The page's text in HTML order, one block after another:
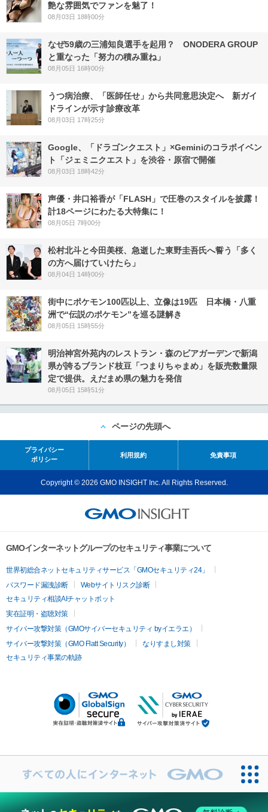
艶な雰囲気でファンを魅了！
08月03日 18時00分
なぜ59歳の三浦知良選手を起用？ ONODERA GROUP
と重なった「努力の積み重ね」
08月05日 16時00分
うつ病治療、「医師任せ」から共同意思決定へ 新ガイ
ドラインが示す診療改革
08月03日 17時25分
Google、「ドラゴンクエスト」×Geminiのコラボイベン
ト「ジェミニクエスト」を渋谷・原宿で開催
08月03日 18時42分
声優・井口裕香が「FLASH」で圧巻のスタイルを披露！
計18ページにわたる大特集に！
08月05日 7時00分
松村北斗と今田美桜、急逝した東野圭吾氏へ誓う「多く
の方へ届けていけたら」
08月04日 14時00分
街中にポケモン100匹以上、立像は19匹 日本橋・八重
洲で“伝説のポケモン”を巡る謎解き
08月05日 15時55分
明治神宮外苑内のレストラン・森のビアガーデンで新潟
県が誇るブランド枝豆「つまりちゃまめ」を販売数量限
定で提供。えだまめ県の魅力を発信
08月05日 15時51分
ページの先頭へ
プライバシー
ポリシー
利用規約 免責事項
Copyright © 2026 GMO INSIGHT Inc. All Rights Reserved.
GMOインターネットグループのセキュリティ事業について
世界初総合ネットセキュリティサービス「GMOセキュリティ24」
パスワード漏洩診断
Webサイトリスク診断
セキュリティ相談AIチャットボット
実在証明・盗聴対策
サイバー攻撃対策（GMOサイバーセキュリティ byイエラエ）
サイバー攻撃対策（GMO Flatt Security）
なりすまし対策
セキュリティ事業の軌跡